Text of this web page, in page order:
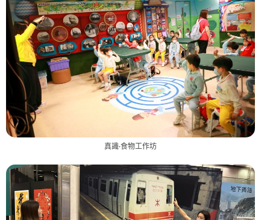
真識-食物工作坊